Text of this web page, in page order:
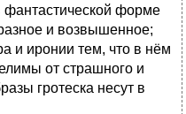
фантастической форме
и возвышенное;
и иронии тем, что в нём
от страшного и
гротеска несут в